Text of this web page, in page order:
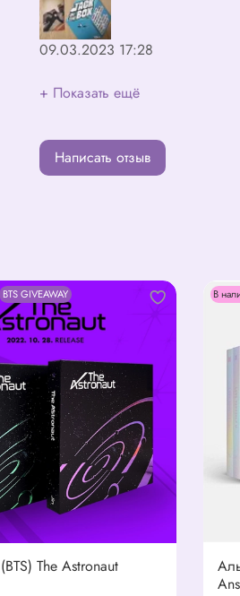
09.03.2023 17:28
+ Показать ещё
Написать отзыв
BTS GIVEAWAY
The Astronaut
В